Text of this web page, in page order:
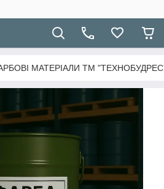
МАТЕРІАЛИ ТМ